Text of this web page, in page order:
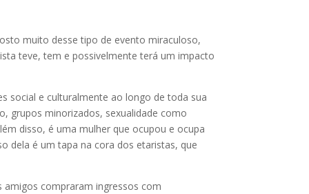
muito desse tipo de evento miraculoso,
teve, tem e possivelmente terá um impacto
social e culturalmente ao longo de toda sua
grupos minorizados, sexualidade como
disso, é uma mulher que ocupou e ocupa
dela é um tapa na cora dos etaristas, que
compraram ingressos com